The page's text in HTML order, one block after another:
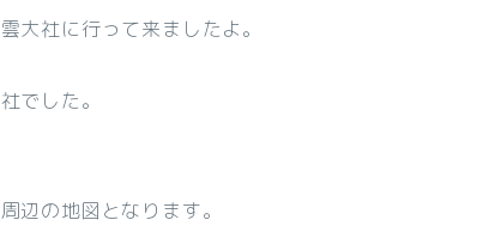
大社に行って来ましたよ。
でした。
辺の地図となります。